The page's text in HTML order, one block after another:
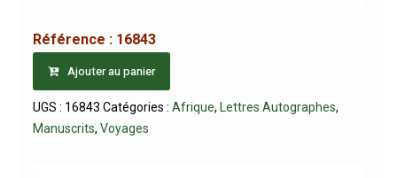
Référence : 16843
Ajouter au panier
UGS : 16843 Catégories : Afrique, Lettres Autographes,
Manuscrits, Voyages